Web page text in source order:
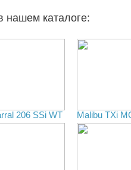
нашем каталоге:
206 SSi WT Malibu TXi